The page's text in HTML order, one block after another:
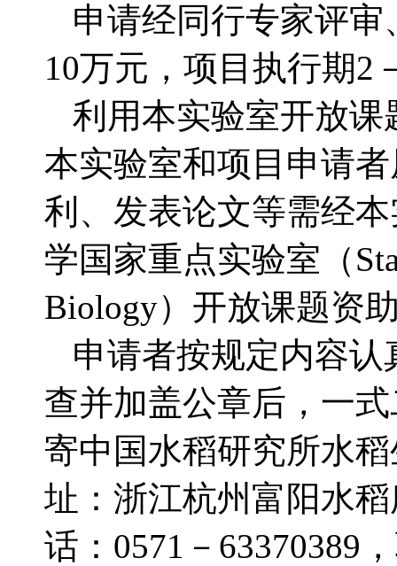
申请经同行专家评
10万元，项目执行期2
利用本实验室开放
本实验室和项目申请
利、发表论文等需经
学国家重点实验室（
Biology）开放课题资
申请者按规定内容
查并加盖公章后，一
寄中国水稻研究所水
址：浙江杭州富阳水
话：0571－63370389